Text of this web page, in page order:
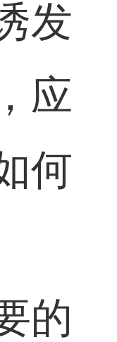
发
应
何
的